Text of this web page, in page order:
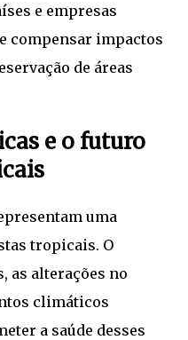
e empresas
compensar impactos
de áreas
e o futuro
uma
tropicais. O
as alterações no
climáticos
a saúde desses